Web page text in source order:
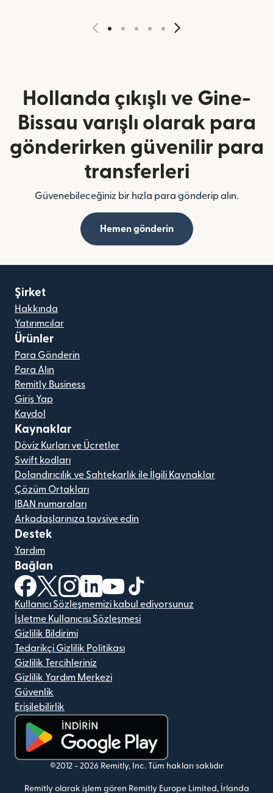
Hollanda çıkışlı ve Gine-
Bissau varışlı olarak para
gönderirken güvenilir para
transferleri
Güvenebileceğiniz bir hızla para gönderip alın.
Hemen gönderin
Şirket
Hakkında
Yatırımcılar
Ürünler
Para Gönderin
Para Alın
Remitly Business
Giriş Yap
Kaydol
Kaynaklar
Döviz Kurları ve Ücretler
Swift kodları
Dolandırıcılık ve Sahtekarlık ile İlgili Kaynaklar
Çözüm Ortakları
IBAN numaraları
Arkadaşlarınıza tavsiye edin
Destek
Yardım
Bağlan
(yeni pencerede açılır)
(yeni pencerede açılır)
(yeni pencerede açılır)
(yeni pencerede açılır)
(yeni pencerede açılır)
Kullanıcı Sözleşmemizi kabul ediyorsunuz
İşletme Kullanıcısı Sözleşmesi
Gizlilik Bildirimi
Tedarikçi Gizlilik Politikası
Gizlilik Tercihleriniz
Gizlilik Yardım Merkezi
Güvenlik
Erişilebilirlik
(yeni pencerede açılır)
©2012 - 2026 Remitly, Inc. Tüm hakları saklıdır
Remitly olarak işlem gören Remitly Europe Limited, İrlanda